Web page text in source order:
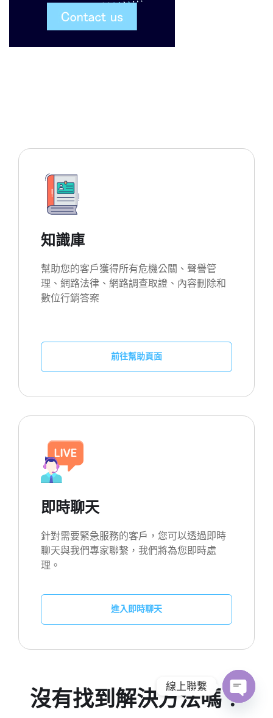
知識庫
幫助您的客戶獲得所有危機公關、聲譽管
理、網路法律、網路調查取證、內容刪除和
數位行銷答案
前往幫助頁面
即時聊天
針對需要緊急服務的客戶，您可以透過即時
聊天與我們專家聯繫，我們將為您即時處
理。
進入即時聊天
沒有找到解決方法嗎？
線上聯繫